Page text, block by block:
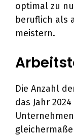
optimal zu
beruflich als
meistern.
Die Anzahl
das Jahr